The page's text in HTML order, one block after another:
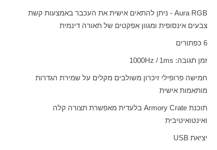
Aura RGB - ניתן להתאים אישית את העכבר באמצעות קשת
צבעים אינסופית ומגוון אפקטים של תאורה דינמית
6 כפתורים
זמן תגובה: ms
1 /
Hz
1000
חמישה פרופילי זיכרון משולבים מקלים על שמירת הגדרות
מותאמות אישית
תוכנת Armory Crate בלעדית מאפשרת תצורה קלה
ואינטואיטיבית
יציאת USB